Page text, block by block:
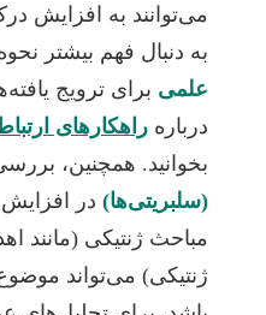
می‌توانند به افزایش درک
به دنبال فهم بیشتر نحوه
برای ترویج یافته‌های
راهکارهای ارتباط با
بخوانید. همچنین، بررسی
(سلبریتی‌ها) در افزایش
مباحث ژنتیکی (مانند اهدای
ژنتیکی) می‌تواند موضوع یک